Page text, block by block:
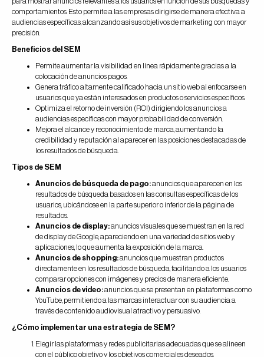
comportamientos. Esto permite a las empresas dirigirse de manera efectiva a
audiencias específicas, alcanzando así sus objetivos de marketing con mayor
precisión.
Beneficios del SEM
Permite aumentar la visibilidad en línea rápidamente gracias a la
colocación de anuncios pagos.
Genera tráfico altamente calificado hacia un sitio web al enfocarse en
usuarios que ya están interesados en productos o servicios específicos.
Optimiza el retorno de inversión (ROI) dirigiendo los anuncios a
audiencias específicas con mayor probabilidad de conversión.
Mejora el alcance y reconocimiento de marca, aumentando la
credibilidad y reputación al aparecer en las posiciones destacadas de
los resultados de búsqueda.
Tipos de SEM
Anuncios de búsqueda de pago:anuncios que aparecen en los
resultados de búsqueda basados en las consultas específicas de los
usuarios, ubicándose en la parte superior o inferior de la página de
resultados.
Anuncios de display:anuncios visuales que se muestran en la red
de display de Google, apareciendo en una variedad de sitios web y
aplicaciones, lo que aumenta la exposición de la marca.
Anuncios de shopping:anuncios que muestran productos
directamente en los resultados de búsqueda, facilitando a los usuarios
comparar opciones con imágenes y precios de manera eficiente.
Anuncios de video:anuncios que se presentan en plataformas como
YouTube, permitiendo a las marcas interactuar con su audiencia a
través de contenido audiovisual atractivo y persuasivo.
¿Cómo implementar una estrategia de SEM?
Elegir las plataformas y redes publicitarias adecuadas que se alineen
con el público objetivo y los objetivos comerciales deseados.